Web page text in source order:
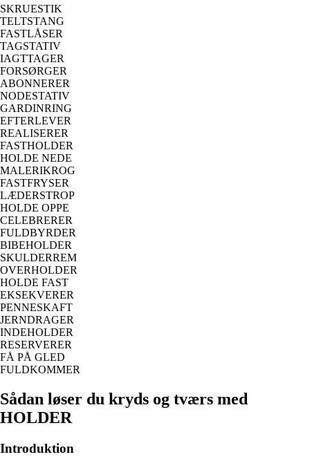
SKRUESTIK
TELTSTANG
FASTLÅSER
TAGSTATIV
IAGTTAGER
FORSØRGER
ABONNERER
NODESTATIV
GARDINRING
EFTERLEVER
REALISERER
FASTHOLDER
HOLDE NEDE
MALERIKROG
FASTFRYSER
LÆDERSTROP
HOLDE OPPE
CELEBRERER
FULDBYRDER
BIBEHOLDER
SKULDERREM
OVERHOLDER
HOLDE FAST
EKSEKVERER
PENNESKAFT
JERNDRAGER
INDEHOLDER
RESERVERER
FÅ PÅ GLED
FULDKOMMER
Sådan løser du kryds og tværs med
HOLDER
Introduktion